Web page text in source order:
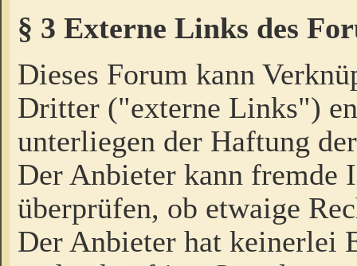
§ 3 Externe Links des
Dieses Forum kann
Dritter ("externe Links")
unterliegen der Haftung
Der Anbieter kann fremde
überprüfen, ob etwaige
Der Anbieter hat keinerlei